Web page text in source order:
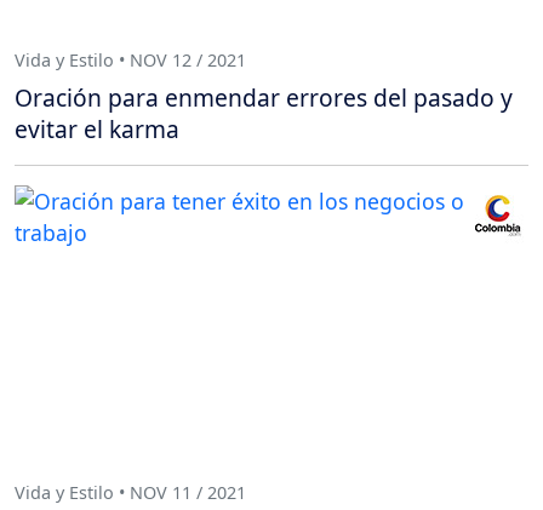
Vida y Estilo • NOV 12 / 2021
Oración para enmendar errores del pasado y
evitar el karma
Vida y Estilo • NOV 11 / 2021